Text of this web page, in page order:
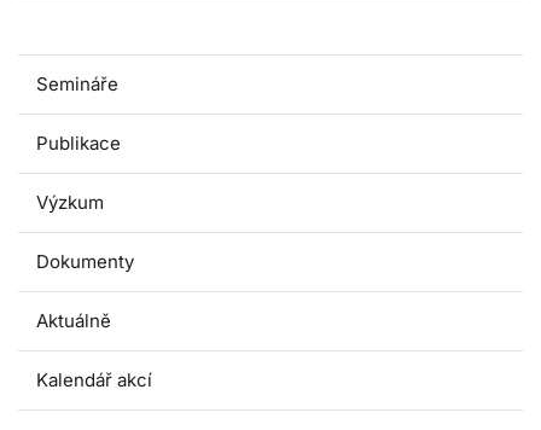
Semináře
Publikace
Výzkum
Dokumenty
Aktuálně
Kalendář akcí